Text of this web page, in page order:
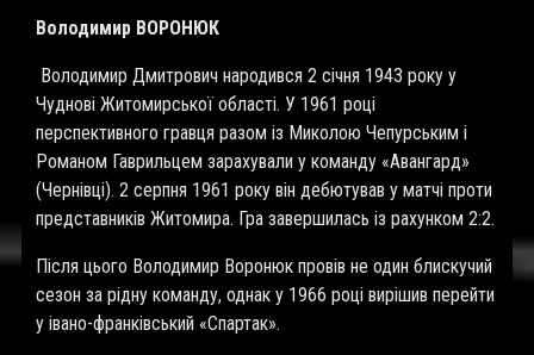
Володимир ВОРОНЮК
Володимир Дмитрович народився 2 січня 1943 року у
Чуднові Житомирської області. У 1961 році
перспективного гравця разом із Миколою Чепурським і
Романом Гаврильцем зарахували у команду «Авангард»
(Чернівці). 2 серпня 1961 року він дебютував у матчі проти
представників Житомира. Гра завершилась із рахунком 2:2.
Після цього Володимир Воронюк провів не один блискучий
сезон за рідну команду, однак у 1966 році вирішив перейти
у івано-франківський «Спартак».